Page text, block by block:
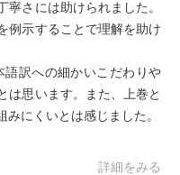
さには助けられました。
例示することで理解を助け
訳への細かいこだわりや
は思います。また、上巻と
にくいとは感じました。
詳細をみる